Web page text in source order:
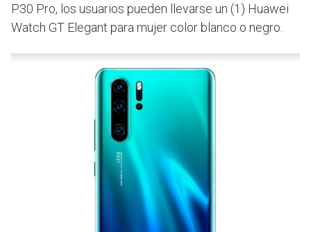
P30 Pro, los usuarios pueden llevarse un (1) Huawei
Watch GT Elegant para mujer color blanco o negro.